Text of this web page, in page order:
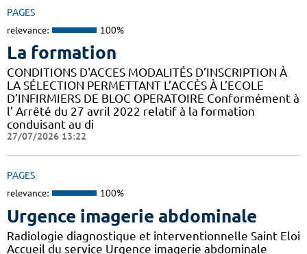
PAGES
relevance: 100%
La formation
CONDITIONS D'ACCES MODALITÉS D’INSCRIPTION À
LA SÉLECTION PERMETTANT L’ACCÈS À L’ECOLE
D’INFIRMIERS DE BLOC OPERATOIRE Conformément à
l’ Arrêté du 27 avril 2022 relatif à la formation
conduisant au di
27/07/2026 13:22
PAGES
relevance: 100%
Urgence imagerie abdominale
Radiologie diagnostique et interventionnelle Saint Eloi
Accueil du service Urgence imagerie abdominale